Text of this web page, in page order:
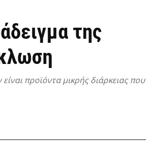
της
προϊόντα μικρής διάρκειας που